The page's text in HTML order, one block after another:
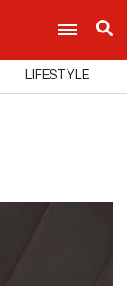
LIFESTYLE